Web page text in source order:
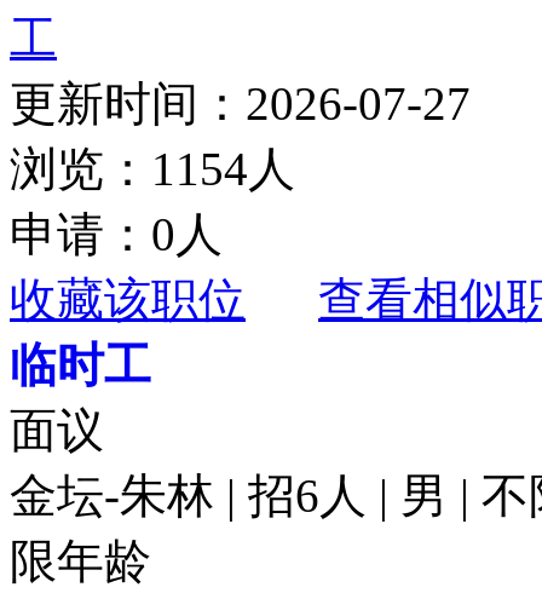
工
更新时间：2026-07-27
浏览：1154人
申请：0人
收藏该职位
查看相似
临时工
面议
金坛-朱林 | 招6人 | 男 |
限年龄